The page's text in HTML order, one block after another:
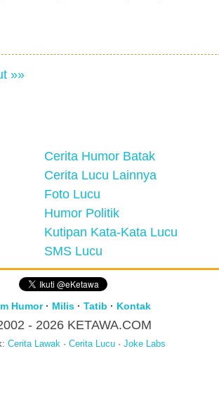
»»
Cerita Humor Batak
Cerita Lucu Lainnya
Foto Lucu
Humor Politik
Kutipan Kata-Kata Lucu
SMS Lucu
Humor· Milis · Tatib · Kontak
- 2026 KETAWA.COM
Cerita Lawak · Cerita Lucu · Joke Labs